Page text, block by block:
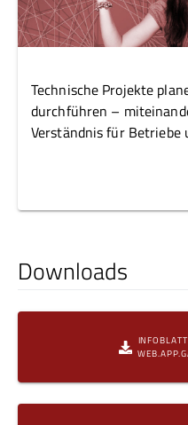
Technische Projekte
durchführen –
Verständnis für Betriebe
Downloads